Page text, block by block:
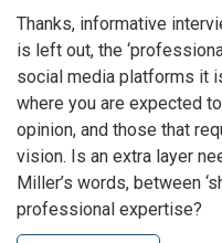
Thanks, informative
is left out, the
social media platforms it
where you are expected
opinion, and those that
vision. Is an extra layer
Miller’s words, between
professional expertise?